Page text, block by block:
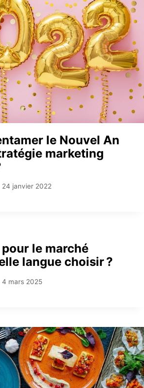
le Nouvel An
marketing
24 janvier 2022
le marché
langue choisir ?
4 mars 2025